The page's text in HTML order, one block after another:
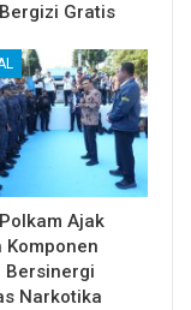
Gratis
Ajak
Komponen
Bersinergi
Narkotika